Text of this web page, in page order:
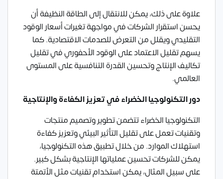
علاوة على ذلك، يمكن للانتقال إلى الطاقة النظيفة أن
يحسن استقرار الشركات في مواجهة تغيرات أسعار الوقود
التقليدي ويقلل من التعرض للصدمات الاقتصادية. كما
يسهم تقليل الاعتماد على الوقود الأحفوري في تقليل
تكاليف الإنتاج وتحسين القدرة التنافسية على المستوى
العالمي.
دور التكنولوجيا الخضراء في تعزيز الكفاءة والإنتاجية
التكنولوجيا الخضراء تتضمن تطوير وتصميم منتجات
وتقنيات تعمل على تقليل التأثير البيئي وتعزيز كفاءة
استهلاك الموارد. من خلال تطبيق هذه التكنولوجيا،
يمكن للشركات تحسين عملياتها الإنتاجية بشكل كبير.
على سبيل المثال، يمكن استخدام تقنيات مثل الأتمتة